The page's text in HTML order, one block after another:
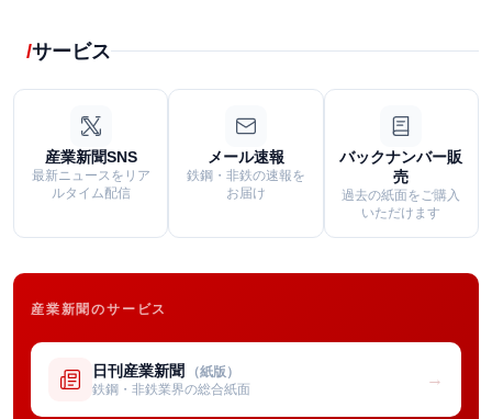
サービス
産業新聞SNS
最新ニュースをリア
ルタイム配信
メール速報
鉄鋼・非鉄の速報を
お届け
バックナンバー販
売
過去の紙面をご購入
いただけます
産業新聞のサービス
日刊産業新聞 （紙版）
鉄鋼・非鉄業界の総合紙面
→